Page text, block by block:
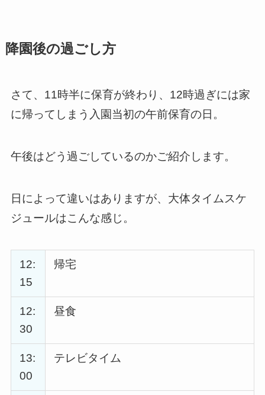
降園後の過ごし方
さて、11時半に保育が終わり、12時過ぎには家
に帰ってしまう入園当初の午前保育の日。
午後はどう過ごしているのかご紹介します。
日によって違いはありますが、大体タイムスケ
ジュールはこんな感じ。
12:
15
帰宅
12:
30
昼食
13:
00
テレビタイム